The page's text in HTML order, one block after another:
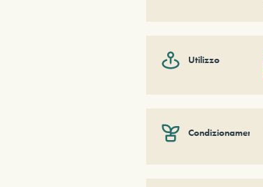
Utilizzo
Condizionamento